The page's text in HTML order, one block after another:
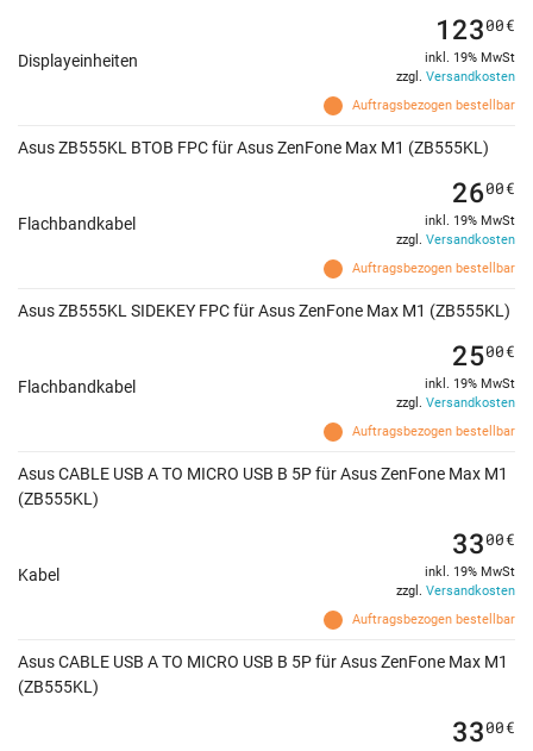
Displayeinheiten
Auftragsbezogen bestellbar
12300€
inkl. 19% MwSt
zzgl. Versandkosten
Asus ZB555KL BTOB FPC für Asus ZenFone Max M1 (ZB555KL)
Flachbandkabel
Auftragsbezogen bestellbar
2600€
inkl. 19% MwSt
zzgl. Versandkosten
Asus ZB555KL SIDEKEY FPC für Asus ZenFone Max M1 (ZB555KL)
Flachbandkabel
Auftragsbezogen bestellbar
2500€
inkl. 19% MwSt
zzgl. Versandkosten
Asus CABLE USB A TO MICRO USB B 5P für Asus ZenFone Max M1
(ZB555KL)
Kabel
Auftragsbezogen bestellbar
3300€
inkl. 19% MwSt
zzgl. Versandkosten
Asus CABLE USB A TO MICRO USB B 5P für Asus ZenFone Max M1
(ZB555KL)
3300€